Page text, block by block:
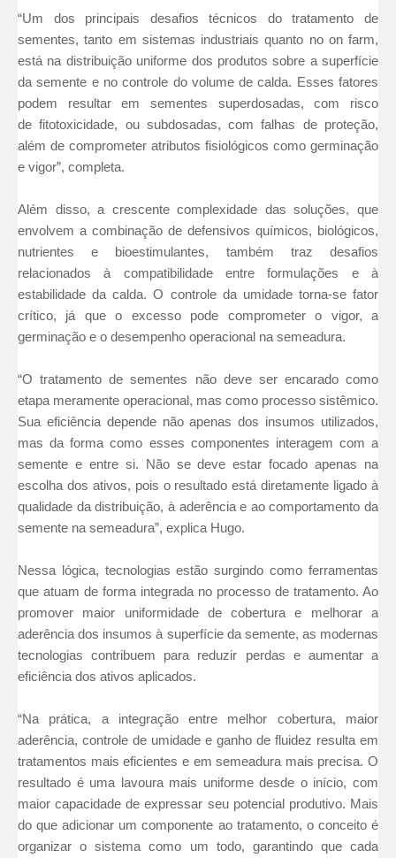
“Um dos principais desafios técnicos do tratamento de
sementes, tanto em sistemas industriais quanto no on farm,
está na distribuição uniforme dos produtos sobre a superfície
da semente e no controle do volume de calda. Esses fatores
podem resultar em sementes superdosadas, com risco
de fitotoxicidade, ou subdosadas, com falhas de proteção,
além de comprometer atributos fisiológicos como germinação
e vigor”, completa.
Além disso, a crescente complexidade das soluções, que
envolvem a combinação de defensivos químicos, biológicos,
nutrientes e bioestimulantes, também traz desafios
relacionados à compatibilidade entre formulações e à
estabilidade da calda. O controle da umidade torna-se fator
crítico, já que o excesso pode comprometer o vigor, a
germinação e o desempenho operacional na semeadura.
“O tratamento de sementes não deve ser encarado como
etapa meramente operacional, mas como processo sistêmico.
Sua eficiência depende não apenas dos insumos utilizados,
mas da forma como esses componentes interagem com a
semente e entre si. Não se deve estar focado apenas na
escolha dos ativos, pois o resultado está diretamente ligado à
qualidade da distribuição, à aderência e ao comportamento da
semente na semeadura”, explica Hugo.
Nessa lógica, tecnologias estão surgindo como ferramentas
que atuam de forma integrada no processo de tratamento. Ao
promover maior uniformidade de cobertura e melhorar a
aderência dos insumos à superfície da semente, as modernas
tecnologias contribuem para reduzir perdas e aumentar a
eficiência dos ativos aplicados.
“Na prática, a integração entre melhor cobertura, maior
aderência, controle de umidade e ganho de fluidez resulta em
tratamentos mais eficientes e em semeadura mais precisa. O
resultado é uma lavoura mais uniforme desde o início, com
maior capacidade de expressar seu potencial produtivo. Mais
do que adicionar um componente ao tratamento, o conceito é
organizar o sistema como um todo, garantindo que cada